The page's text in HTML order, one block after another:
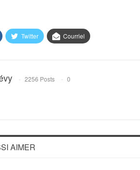
Twitter Courriel
2256 Posts
0
AIMER